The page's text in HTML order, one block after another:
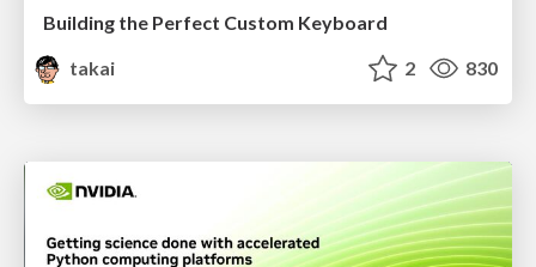
Building the Perfect Custom Keyboard
takai
2 830